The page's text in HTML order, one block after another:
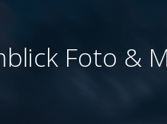
Foto &